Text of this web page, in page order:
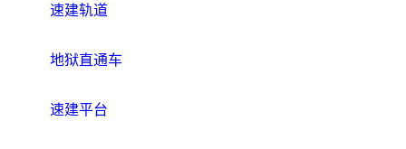
速建轨道
地狱直通车
速建平台